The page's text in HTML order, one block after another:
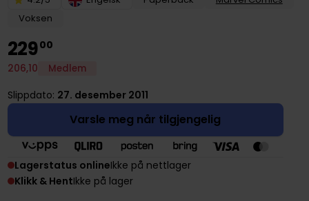
Voksen
22900
206,10 Medlem
Slippdato: 27. desember 2011
Varsle meg når tilgjengelig
Lagerstatus onlineIkke på nettlager
Klikk & HentIkke på lager